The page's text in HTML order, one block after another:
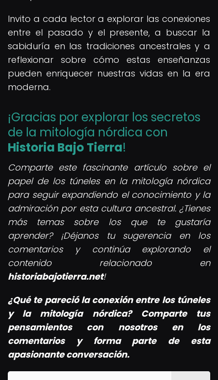
Invito a cada lector a explorar las conexiones
entre el pasado y el presente, a buscar la
sabiduría en las tradiciones ancestrales y a
reflexionar sobre cómo estas enseñanzas
pueden enriquecer nuestras vidas en la era
moderna.
¡Gracias por explorar los secretos
de la mitología nórdica con
Historia Bajo Tierra!
Comparte este fascinante artículo sobre el
papel de los túneles en la mitología nórdica
para seguir expandiendo el conocimiento y la
admiración por esta cultura ancestral. ¿Tienes
más temas sobre los que te gustaría
aprender? ¡Déjanos tu sugerencia en los
comentarios y continúa explorando el
contenido relacionado en
historiabajotierra.net!
¿Qué te pareció la conexión entre los túneles
y la mitología nórdica? Comparte tus
pensamientos con nosotros en los
comentarios y forma parte de esta
apasionante conversación.